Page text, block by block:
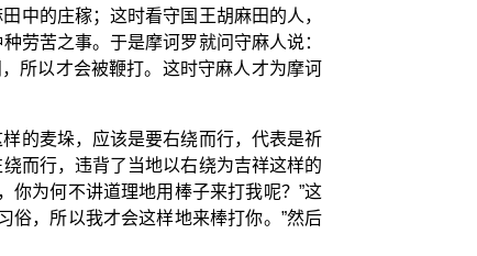
中的庄稼；这时看守国王胡麻田的人，
劳苦之事。于是摩诃罗就问守麻人说：
所以才会被鞭打。这时守麻人才为摩诃
的麦垛，应该是要右绕而行，代表是祈
而行，违背了当地以右绕为吉祥这样的
你为何不讲道理地用棒子来打我呢？”这
俗，所以我才会这样地来棒打你。”然后